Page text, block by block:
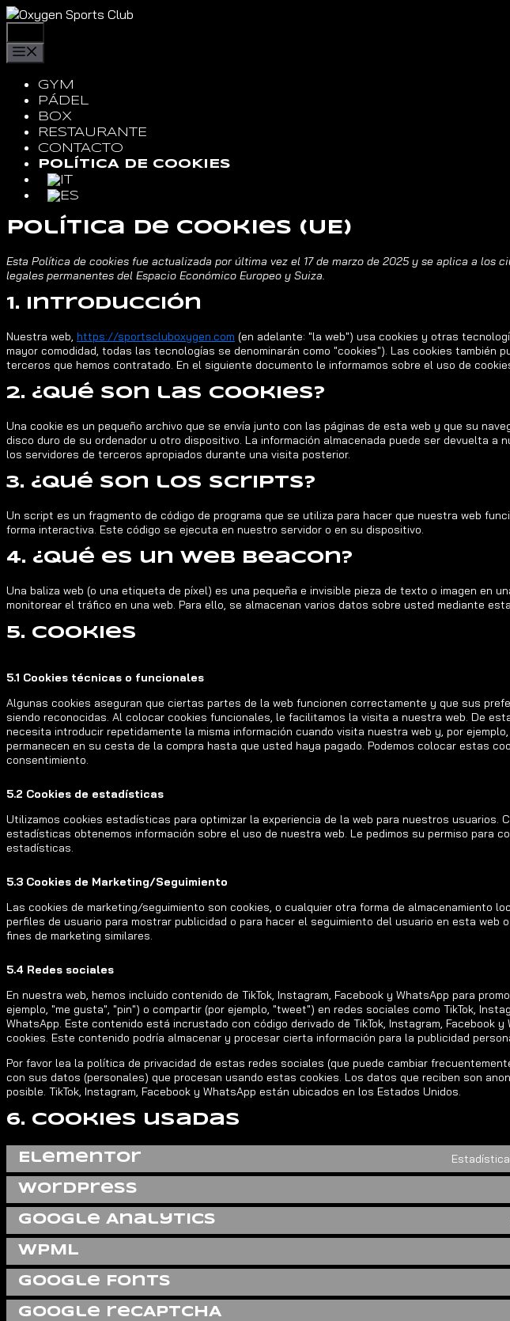
GYM
PÁDEL
BOX
RESTAURANTE
CONTACTO
POLÍTICA DE COOKIES
Política de cookies (UE)
Esta Política de cookies fue actualizada por última vez el 17 de marzo de 2025 y se aplica a los
legales permanentes del Espacio Económico Europeo y Suiza.
1. Introducción
Nuestra web, https://sportscluboxygen.com (en adelante: "la web") usa cookies y otras
mayor comodidad, todas las tecnologías se denominarán como "cookies"). Las cookies también
terceros que hemos contratado. En el siguiente documento le informamos sobre el uso de
2. ¿Qué son las cookies?
Una cookie es un pequeño archivo que se envía junto con las páginas de esta web y que su
disco duro de su ordenador u otro dispositivo. La información almacenada puede ser devuelta a
los servidores de terceros apropiados durante una visita posterior.
3. ¿Qué son los scripts?
Un script es un fragmento de código de programa que se utiliza para hacer que nuestra web
forma interactiva. Este código se ejecuta en nuestro servidor o en su dispositivo.
4. ¿Qué es un web beacon?
Una baliza web (o una etiqueta de píxel) es una pequeña e invisible pieza de texto o imagen en
monitorear el tráfico en una web. Para ello, se almacenan varios datos sobre usted mediante
5. Cookies
5.1 Cookies técnicas o funcionales
Algunas cookies aseguran que ciertas partes de la web funcionen correctamente y que sus
siendo reconocidas. Al colocar cookies funcionales, le facilitamos la visita a nuestra web. De
necesita introducir repetidamente la misma información cuando visita nuestra web y, por
permanecen en su cesta de la compra hasta que usted haya pagado. Podemos colocar estas
consentimiento.
5.2 Cookies de estadísticas
Utilizamos cookies estadísticas para optimizar la experiencia de la web para nuestros usuarios.
estadísticas obtenemos información sobre el uso de nuestra web. Le pedimos su permiso para
estadísticas.
5.3 Cookies de Marketing/Seguimiento
Las cookies de marketing/seguimiento son cookies, o cualquier otra forma de almacenamiento
perfiles de usuario para mostrar publicidad o para hacer el seguimiento del usuario en esta web
fines de marketing similares.
5.4 Redes sociales
En nuestra web, hemos incluido contenido de TikTok, Instagram, Facebook y WhatsApp para
ejemplo, "me gusta", "pin") o compartir (por ejemplo, "tweet") en redes sociales como TikTok,
WhatsApp. Este contenido está incrustado con código derivado de TikTok, Instagram, Facebook
cookies. Este contenido podría almacenar y procesar cierta información para la publicidad
Por favor lea la política de privacidad de estas redes sociales (que puede cambiar
con sus datos (personales) que procesan usando estas cookies. Los datos que reciben son
posible. TikTok, Instagram, Facebook y WhatsApp están ubicados en los Estados Unidos.
6. Cookies usadas
Elementor
WordPress
Google Analytics
WPML
Google Fonts
Google reCAPTCHA